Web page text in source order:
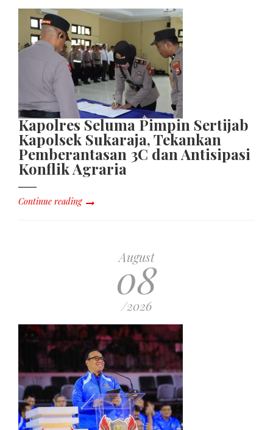
Kapolres Seluma Pimpin Sertijab
Kapolsek Sukaraja, Tekankan
Pemberantasan 3C dan Antisipasi
Konflik Agraria
Continue reading
August
08
/2026